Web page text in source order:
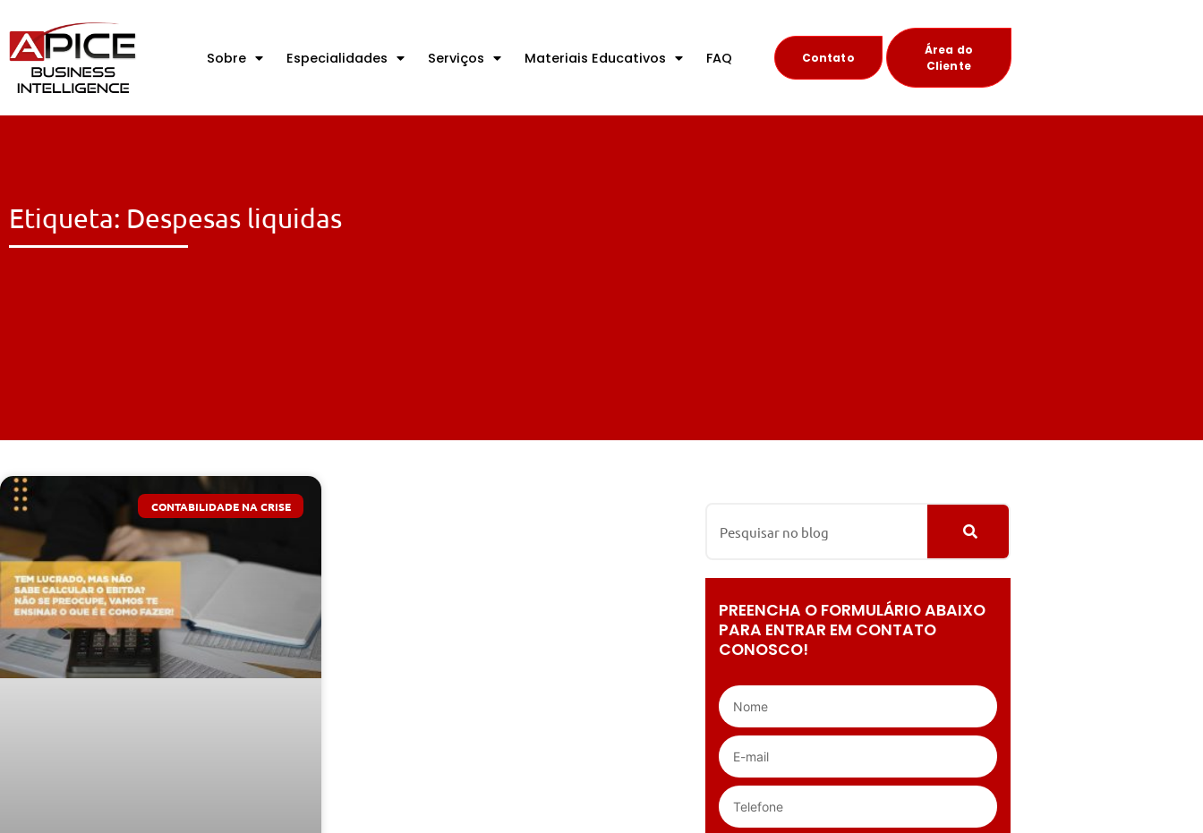
Sobre Especialidades Serviços Materiais Educativos FAQ Contato
Área do
Cliente
Etiqueta: Despesas liquidas
CONTABILIDADE NA CRISE
PREENCHA O FORMULÁRIO ABAIXO
PARA ENTRAR EM CONTATO
CONOSCO!